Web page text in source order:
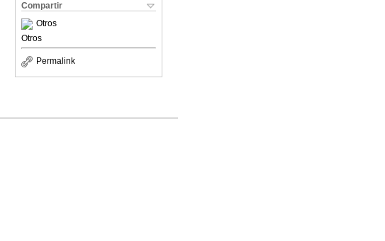
Compartir
Otros
Otros
Permalink